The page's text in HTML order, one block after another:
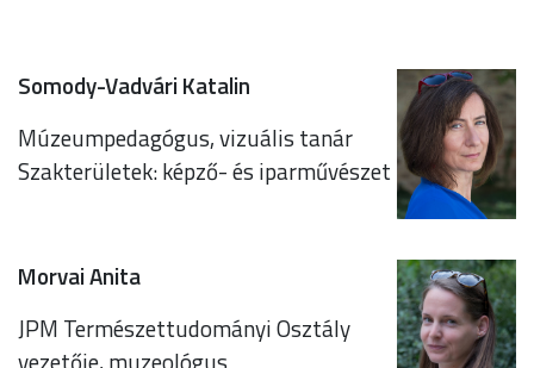
Somody-Vadvári Katalin
Múzeumpedagógus, vizuális tanár
Szakterületek: képző- és iparművészet
Morvai Anita
JPM Természettudományi Osztály